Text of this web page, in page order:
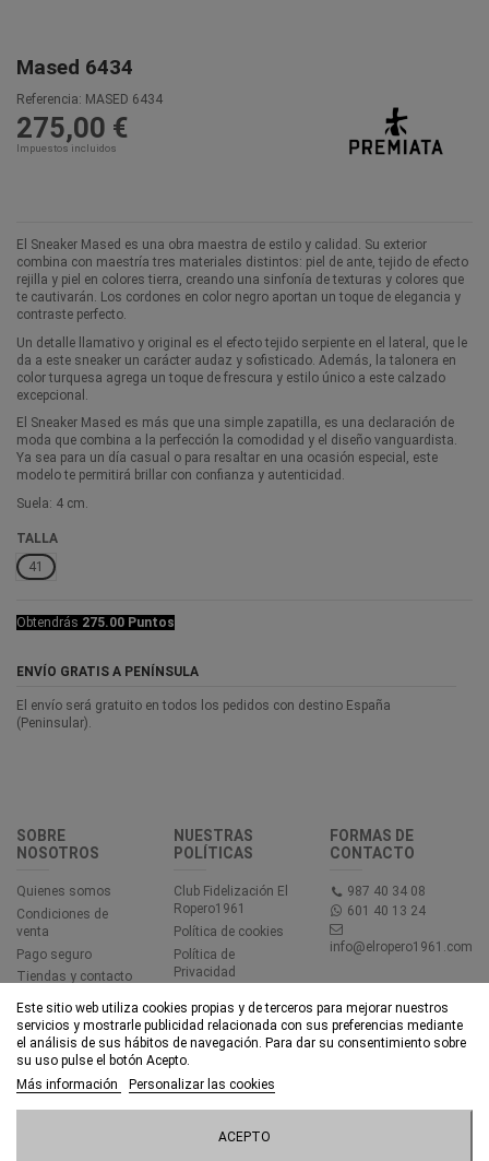
Mased 6434
Referencia: MASED 6434
275,00 €
Impuestos incluidos
El Sneaker Mased es una obra maestra de estilo y calidad. Su exterior
combina con maestría tres materiales distintos: piel de ante, tejido de efecto
rejilla y piel en colores tierra, creando una sinfonía de texturas y colores que
te cautivarán. Los cordones en color negro aportan un toque de elegancia y
contraste perfecto.
Un detalle llamativo y original es el efecto tejido serpiente en el lateral, que le
da a este sneaker un carácter audaz y sofisticado. Además, la talonera en
color turquesa agrega un toque de frescura y estilo único a este calzado
excepcional.
El Sneaker Mased es más que una simple zapatilla, es una declaración de
moda que combina a la perfección la comodidad y el diseño vanguardista.
Ya sea para un día casual o para resaltar en una ocasión especial, este
modelo te permitirá brillar con confianza y autenticidad.
Suela: 4 cm.
TALLA
41
Añadir al carrito
Obtendrás 275.00 Puntos
ENVÍO GRATIS A PENÍNSULA
El envío será gratuito en todos los pedidos con destino España
(Peninsular).
SOBRE
NOSOTROS
Quienes somos
Condiciones de
venta
Pago seguro
Tiendas y contacto
NUESTRAS
POLÍTICAS
Club Fidelización El
Ropero1961
Política de cookies
Política de
Privacidad
Accesibilidad
FORMAS DE
CONTACTO
987 40 34 08
601 40 13 24
info@elropero1961.com
Este sitio web utiliza cookies propias y de terceros para mejorar nuestros
servicios y mostrarle publicidad relacionada con sus preferencias mediante
el análisis de sus hábitos de navegación. Para dar su consentimiento sobre
su uso pulse el botón Acepto.
Más información
Personalizar las cookies
ACEPTO
© EL ROPERO 1961 - Todos los derechos reservados - Powered by